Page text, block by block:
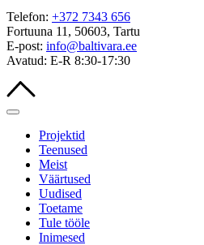
Telefon: +372 7343 656
Fortuuna 11, 50603, Tartu
E-post: info@baltivara.ee
Avatud: E-R 8:30-17:30
Projektid
Teenused
Meist
Väärtused
Uudised
Toetame
Tule tööle
Inimesed